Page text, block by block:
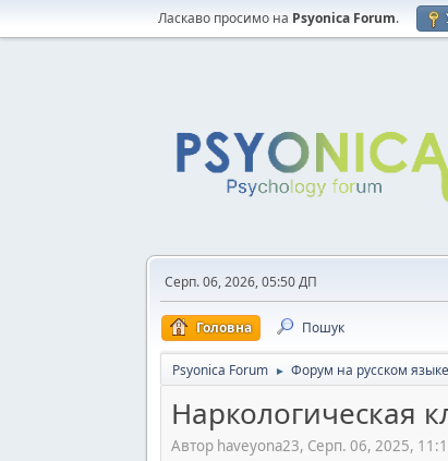
Ласкаво просимо на Psyonica Forum.
Серп. 06, 2026, 05:50 ДП
Головна Пошук
Psyonica Forum ► Форум на русском языке
Наркологическая
Автор haveyona23, Серп. 06, 2025,